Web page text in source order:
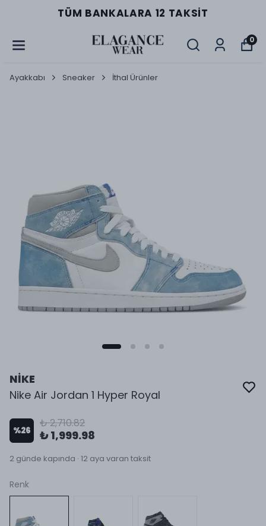
TÜM BANKALARA 12 TAKSIT
0
Ayakkabı Sneaker İthal Ürünler
NİKE
Nike Air Jordan 1 Hyper Royal
%26
₺ 2,710.82
₺ 1,999.98
2 günde kapında · 12 aya varan taksit
Renk